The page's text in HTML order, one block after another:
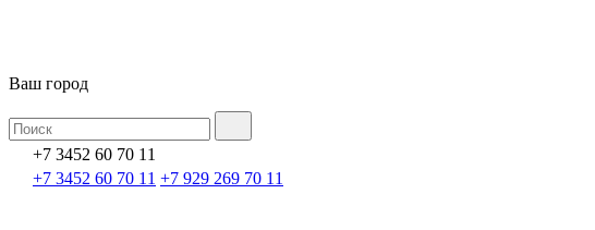
Ваш город
+7 3452 60 70 11
+7 3452 60 70 11 +7 929 269 70 11